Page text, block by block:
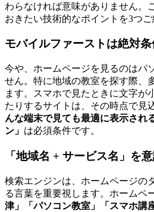
わらなければ意味がありません。
おきたい技術的なポイントを3つご
モバイルファーストは絶対条
今や、ホームページを見るのはパ
せん。特に地域の教室を探す際、
ます。スマホで見たときに文字が
たりするサイトは、その時点で見
んな端末で見ても最適に表示され
ン」 は必須条件です。
「地域名 + サービス名」を
検索エンジンは、ホームページの
る言葉を重要視します。ホームペ
津」「パソコン教室」「スマホ講